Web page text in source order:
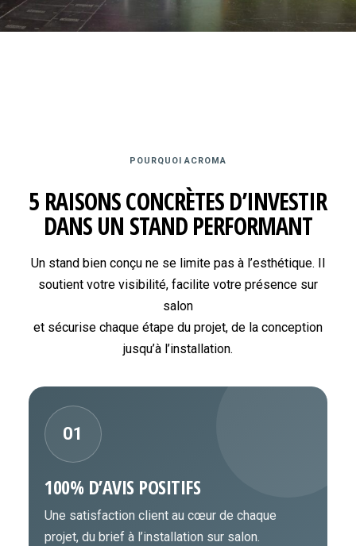
POURQUOI ACROMA
5 RAISONS CONCRÈTES D’INVESTIR
DANS UN STAND PERFORMANT
Un stand bien conçu ne se limite pas à l’esthétique. Il
soutient votre visibilité, facilite votre présence sur
salon
et sécurise chaque étape du projet, de la conception
jusqu’à l’installation.
01
100% D’AVIS POSITIFS
Une satisfaction client au cœur de chaque
projet, du brief à l’installation sur salon.